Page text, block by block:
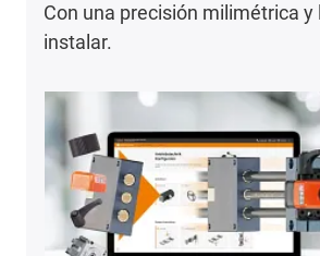
Con una precisión milimétrica y
instalar.